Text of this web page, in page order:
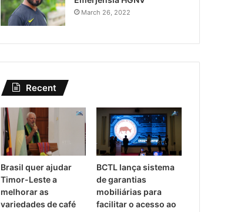
March 26, 2022
Recent
Brasil quer ajudar
Timor-Leste a
melhorar as
variedades de café
BCTL lança sistema
de garantias
mobiliárias para
facilitar o acesso ao